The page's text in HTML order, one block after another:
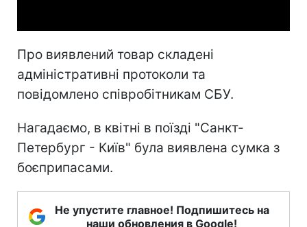
Про виявлений товар складені
адміністративні протоколи та
повідомлено співробітникам СБУ.
Нагадаємо, в квітні в поїзді "Санкт-
Петербург - Київ" була виявлена сумка з
боєприпасами.
Не упустите главное! Подпишитесь на
наши обновления в Google!